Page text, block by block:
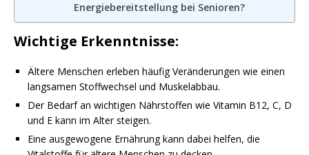
Energiebereitstellung bei Senioren?
Wichtige Erkenntnisse:
Ältere Menschen erleben häufig Veränderungen wie einen
langsamen Stoffwechsel und Muskelabbau.
Der Bedarf an wichtigen Nährstoffen wie Vitamin B12, C, D
und E kann im Alter steigen.
Eine ausgewogene Ernährung kann dabei helfen, die